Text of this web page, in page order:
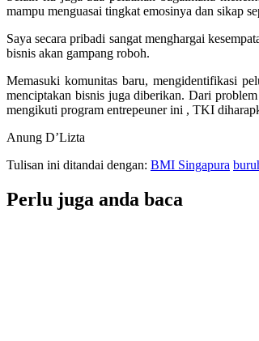
mampu menguasai tingkat emosinya dan sikap
Saya secara pribadi sangat menghargai
bisnis akan gampang roboh.
Memasuki komunitas baru, mengidentifikasi
menciptakan bisnis juga diberikan. Dari
mengikuti program entrepeuner ini , TKI
Anung D’Lizta
Tulisan ini ditandai dengan: BMI Singapura
Perlu juga anda baca